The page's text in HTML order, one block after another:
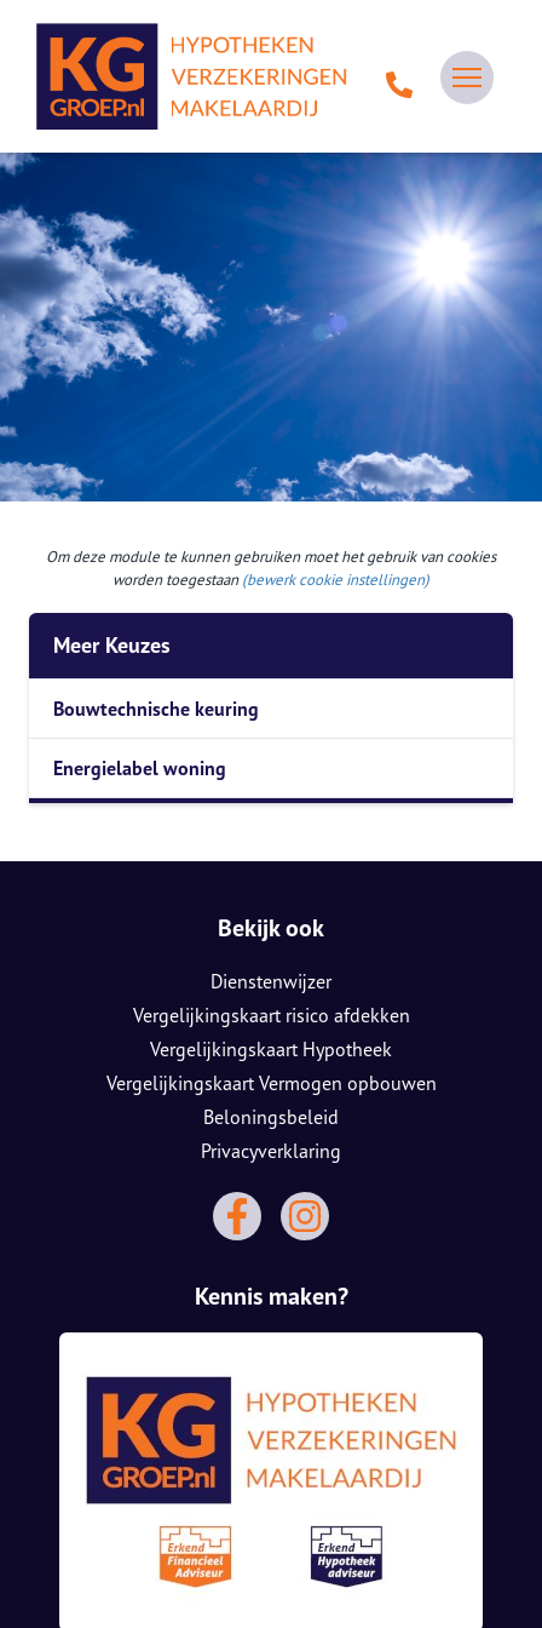
Om deze module te kunnen gebruiken moet het gebruik van cookies
worden toegestaan(bewerk cookie instellingen)
Meer Keuzes
Bouwtechnische keuring
Energielabel woning
Bekijk ook
Dienstenwijzer
Vergelijkingskaart risico afdekken
Vergelijkingskaart Hypotheek
Vergelijkingskaart Vermogen opbouwen
Beloningsbeleid
Privacyverklaring
Kennis maken?